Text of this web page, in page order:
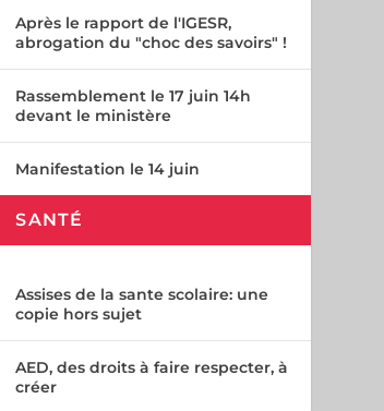
Après le rapport de l'IGESR,
abrogation du "choc des savoirs" !
Rassemblement le 17 juin 14h
devant le ministère
Manifestation le 14 juin
SANTÉ
Assises de la sante scolaire: une
copie hors sujet
AED, des droits à faire respecter, à
créer